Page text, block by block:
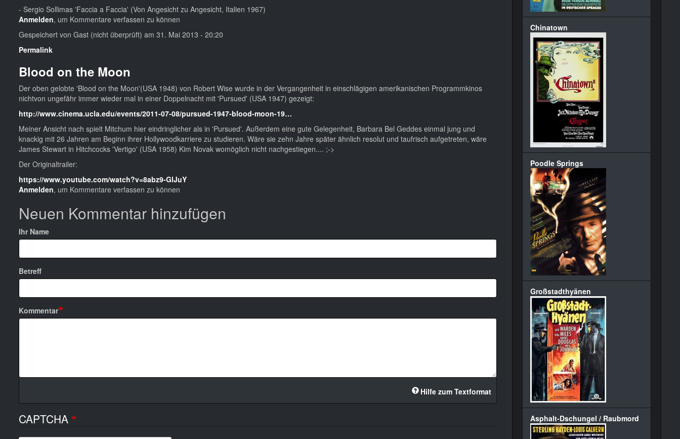
- Sergio Sollimas 'Faccia a Faccia' (Von Angesicht zu Angesicht, Italien 1967)
Anmelden, um Kommentare verfassen zu können
Gespeichert von Gast (nicht überprüft) am 31. Mai 2013 - 20:20
Permalink
Blood on the Moon
Der oben gelobte 'Blood on the Moon'(USA 1948) von Robert Wise wurde in der Vergangenheit in einschlägigen amerikanischen Programmkinos
nichtvon ungefähr immer wieder mal in einer Doppelnacht mit 'Pursued' (USA 1947) gezeigt:
http://www.cinema.ucla.edu/events/2011-07-08/pursued-1947-blood-moon-19…
Meiner Ansicht nach spielt Mitchum hier eindringlicher als in 'Pursued'. Außerdem eine gute Gelegenheit, Barbara Bel Geddes einmal jung und
knackig mit 26 Jahren am Beginn ihrer Hollywoodkarriere zu studieren. Wäre sie zehn Jahre später ähnlich resolut und taufrisch aufgetreten, wäre
James Stewart in Hitchcocks 'Vertigo' (USA 1958) Kim Novak womöglich nicht nachgestiegen.... ;->
Der Originaltrailer:
https://www.youtube.com/watch?v=8abz9-GlJuY
Anmelden, um Kommentare verfassen zu können
Neuen Kommentar hinzufügen
Ihr Name
Betreff
Kommentar
Hilfe zum Textformat
CAPTCHA
Chinatown
Poodle Springs
Großstadthyänen
Asphalt-Dschungel / Raubmord